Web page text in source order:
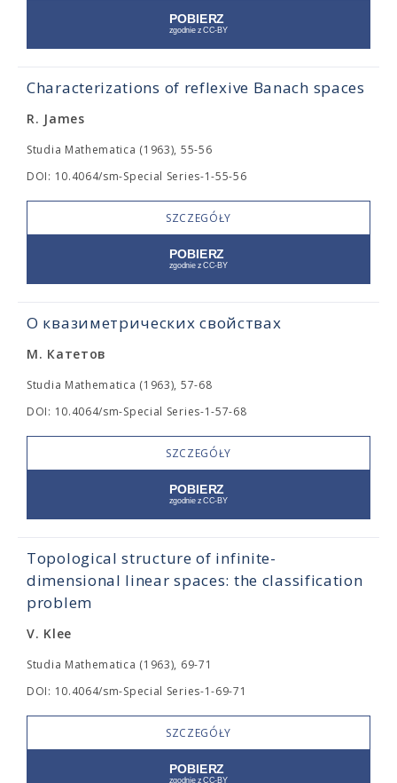
Characterizations of reflexive Banach spaces
R. James
Studia Mathematica (1963), 55-56
DOI: 10.4064/sm-Special Series-1-55-56
SZCZEGÓŁY
О квазиметрических свойствах
М. Катетов
Studia Mathematica (1963), 57-68
DOI: 10.4064/sm-Special Series-1-57-68
SZCZEGÓŁY
Topological structure of infinite-
dimensional linear spaces: the classification
problem
V. Klee
Studia Mathematica (1963), 69-71
DOI: 10.4064/sm-Special Series-1-69-71
SZCZEGÓŁY